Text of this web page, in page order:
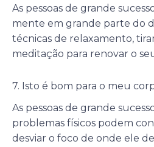
As pessoas de grande
mente em grande parte do
técnicas de relaxamento,
meditação para renovar o
7. Isto é bom para o meu
As pessoas de grande
problemas físicos podem
desviar o foco de onde ele